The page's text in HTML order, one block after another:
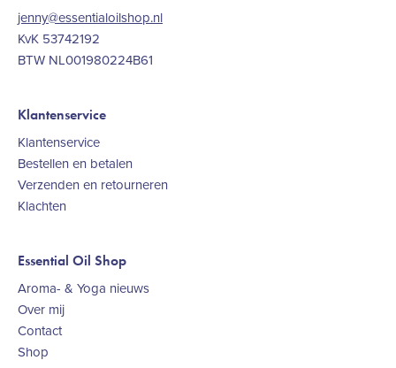
jenny@essentialoilshop.nl
KvK 53742192
BTW NL001980224B61
Klantenservice
Klantenservice
Bestellen en betalen
Verzenden en retourneren
Klachten
Essential Oil Shop
Aroma- & Yoga nieuws
Over mij
Contact
Shop